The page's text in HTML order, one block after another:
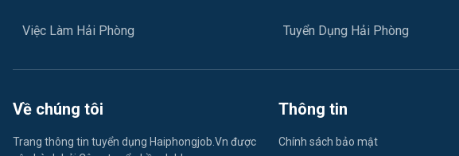
Việc Làm Hải Phòng Tuyển Dụng Hải Phòng
Về chúng tôi
Trang thông tin tuyển dụng Haiphongjob.Vn được
Thông tin
Chính sách bảo mật